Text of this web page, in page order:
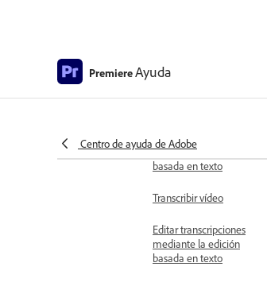
PremiereAyuda
Centro de ayuda de Adobe
basada en texto
Añadir clips a la cronología
mediante la edición
basada en texto
Transcribir vídeo
Editar transcripciones
mediante la edición
basada en texto